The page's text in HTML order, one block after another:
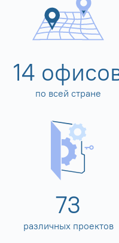
14
по всей стране
80
различных проектов